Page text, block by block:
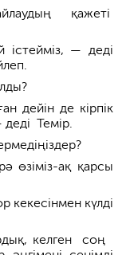
қажеті
— деді
дейін де кірпік
Темір.
өзіміз-ақ қарсы
күлді
келген соң